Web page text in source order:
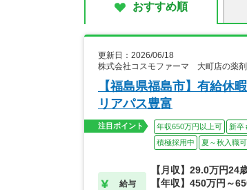
おすすめ順
更新日：2026/06/18
株式会社コスモファーマ 大町店の薬剤
【福島県福島市】有給休
リアパス豊富
注目ポイント 年収650万円以上可 新卒
積極採用中
夏～秋入職可
給与
【月収】29.0万円24
【年収】450万円～